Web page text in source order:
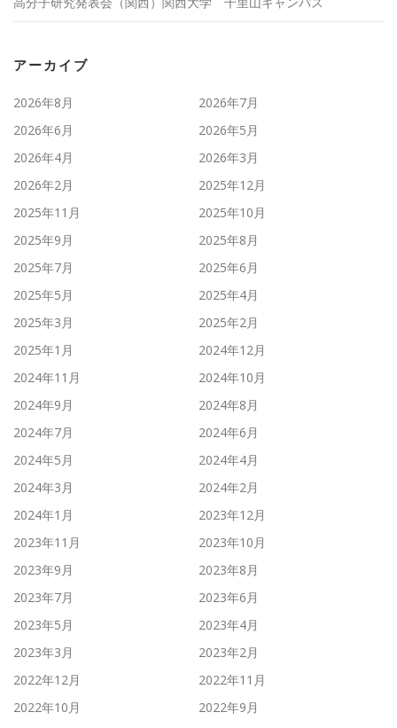
アーカイブ
2026年8月
2026年7月
2026年6月
2026年5月
2026年4月
2026年3月
2026年2月
2025年12月
2025年11月
2025年10月
2025年9月
2025年8月
2025年7月
2025年6月
2025年5月
2025年4月
2025年3月
2025年2月
2025年1月
2024年12月
2024年11月
2024年10月
2024年9月
2024年8月
2024年7月
2024年6月
2024年5月
2024年4月
2024年3月
2024年2月
2024年1月
2023年12月
2023年11月
2023年10月
2023年9月
2023年8月
2023年7月
2023年6月
2023年5月
2023年4月
2023年3月
2023年2月
2022年12月
2022年11月
2022年10月
2022年9月